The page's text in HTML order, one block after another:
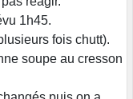
1h45.
fois chutt).
soupe au cresson